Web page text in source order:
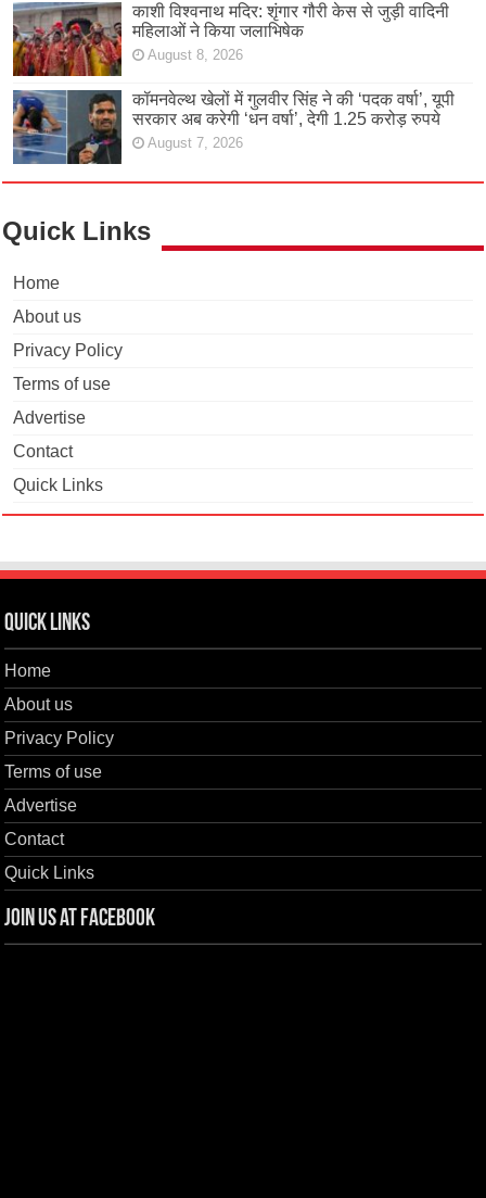
काशी विश्वनाथ मदिर: शृंगार गौरी केस से जुड़ी वादिनी
महिलाओं ने किया जलाभिषेक
August 8, 2026
कॉमनवेल्थ खेलों में गुलवीर सिंह ने की ‘पदक वर्षा’, यूपी
सरकार अब करेगी ‘धन वर्षा’, देगी 1.25 करोड़ रुपये
August 7, 2026
Quick Links
Home
About us
Privacy Policy
Terms of use
Advertise
Contact
Quick Links
Quick Links
Home
About us
Privacy Policy
Terms of use
Advertise
Contact
Quick Links
Join us at Facebook